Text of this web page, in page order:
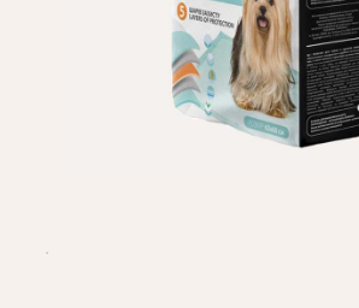
Программа лояльности
О Нас
Оптовым клиентам
Контакты